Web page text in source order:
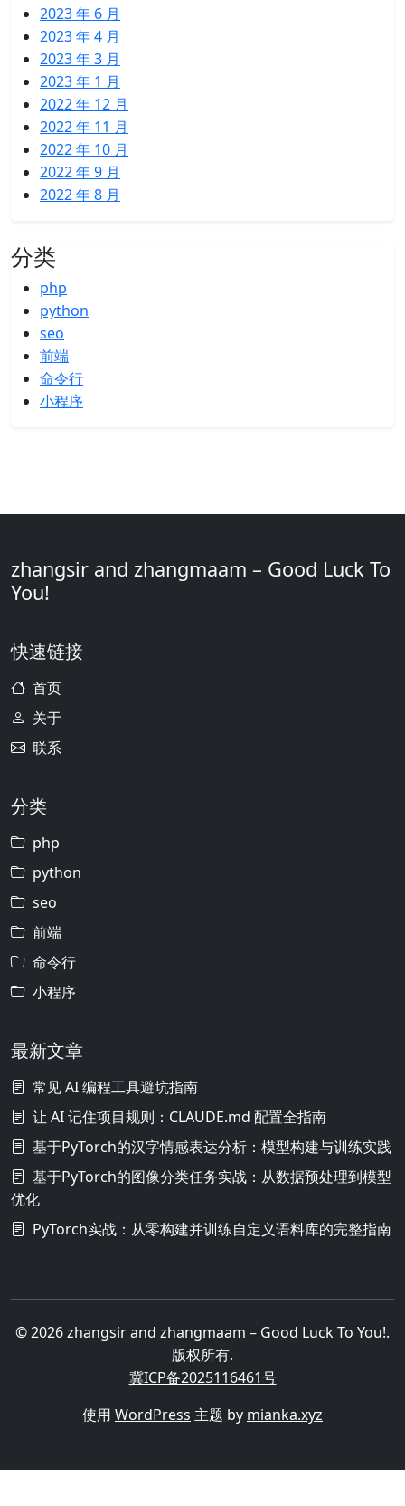
2023 年 6 月
2023 年 4 月
2023 年 3 月
2023 年 1 月
2022 年 12 月
2022 年 11 月
2022 年 10 月
2022 年 9 月
2022 年 8 月
分类
php
python
seo
前端
命令行
小程序
zhangsir and zhangmaam – Good Luck To
You!
快速链接
首页
关于
联系
分类
php
python
seo
前端
命令行
小程序
最新文章
常见 AI 编程工具避坑指南
让 AI 记住项目规则：CLAUDE.md 配置全指南
基于PyTorch的汉字情感表达分析：模型构建与训练实践
基于PyTorch的图像分类任务实战：从数据预处理到模型
优化
PyTorch实战：从零构建并训练自定义语料库的完整指南
© 2026 zhangsir and zhangmaam – Good Luck To You!.
版权所有.
冀ICP备2025116461号
使用 WordPress 主题 by mianka.xyz